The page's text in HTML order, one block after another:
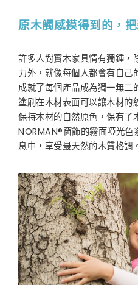
原木觸感摸得到的，
許多人對實木家具情有獨鍾，
力外，就像每個人都會有自己
成就了每個產品成為獨一無二
塗刷在木材表面可以讓木材的
保持木材的自然原色，保有了
NORMAN®窗飾的霧面啞光色
息中，享受最天然的木質格調